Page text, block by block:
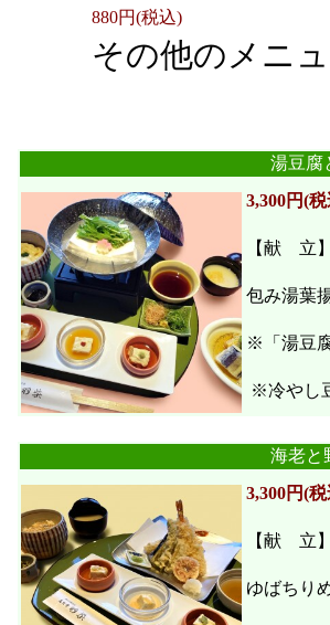
880円(税込)
その他のメニ
湯豆腐
3,300円(
【献 立
包み湯葉
※「湯豆
※冷やし
海老
3,300円(
【献 立
ゆばちり